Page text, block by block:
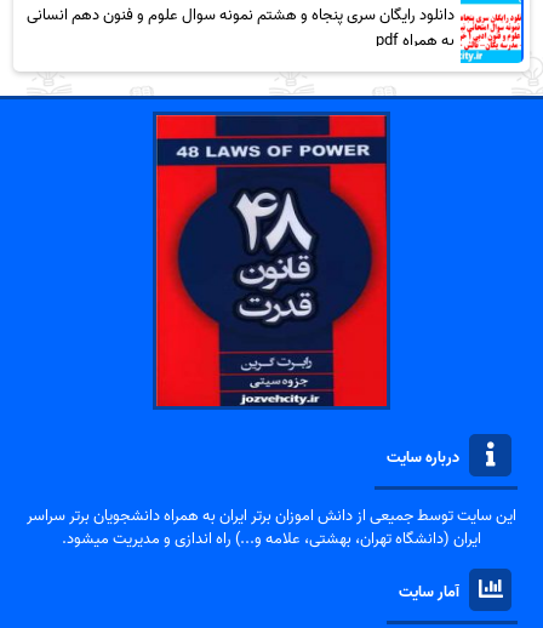
دانلود رایگان سری پنجاه و هشتم نمونه سوال علوم و فنون دهم انسانی
به همراه pdf
درباره سایت
این سایت توسط جمیعی از دانش اموزان برتر ایران به همراه دانشجویان برتر سراسر
ایران (دانشگاه تهران، بهشتی، علامه و...) راه اندازی و مدیریت میشود.
آمار سایت